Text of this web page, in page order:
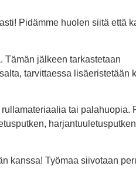
Pidämme huolen siitä että
Tämän jälkeen tarkastetaan
tarvittaessa lisäeristetään
tai palahuopia.
kanssa! Työmaa siivotaan